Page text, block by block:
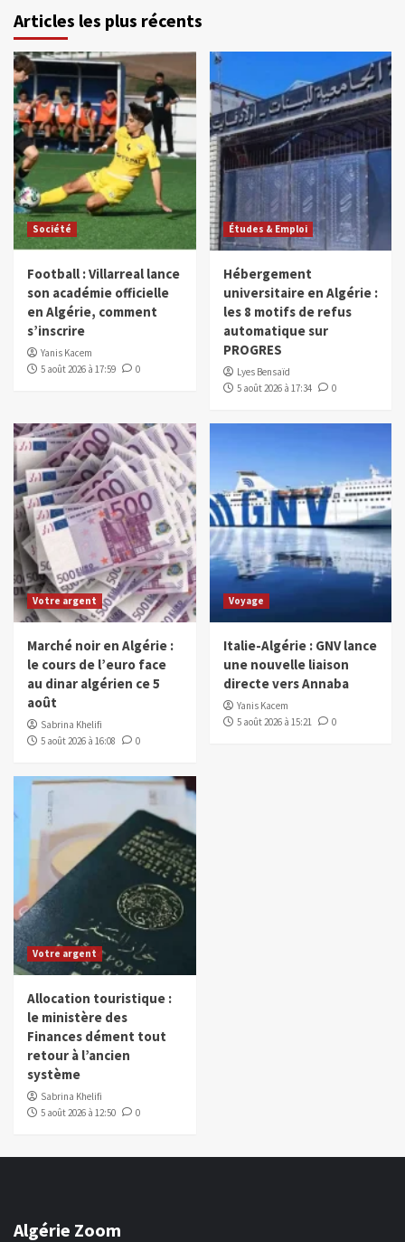
Articles les plus récents
Société
Football : Villarreal lance
son académie officielle
en Algérie, comment
s’inscrire
Yanis Kacem
5 août 2026 à 17:59
0
Études & Emploi
Hébergement
universitaire en Algérie :
les 8 motifs de refus
automatique sur
PROGRES
Lyes Bensaïd
5 août 2026 à 17:34
0
Votre argent
Marché noir en Algérie :
le cours de l’euro face
au dinar algérien ce 5
août
Sabrina Khelifi
5 août 2026 à 16:08
0
Voyage
Italie-Algérie : GNV lance
une nouvelle liaison
directe vers Annaba
Yanis Kacem
5 août 2026 à 15:21
0
Votre argent
Allocation touristique :
le ministère des
Finances dément tout
retour à l’ancien
système
Sabrina Khelifi
5 août 2026 à 12:50
0
Algérie Zoom